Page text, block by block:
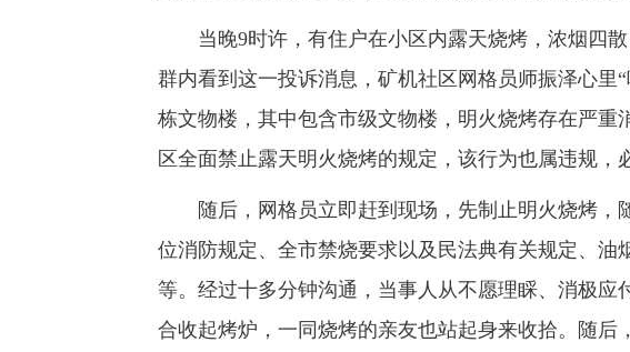
当晚9时许，有住户在小区内露天烧烤，浓烟四散
群内看到这一投诉消息，矿机社区网格员师振泽心里
栋文物楼，其中包含市级文物楼，明火烧烤存在严重
区全面禁止露天明火烧烤的规定，该行为也属违规，
随后，网格员立即赶到现场，先制止明火烧烤，
位消防规定、全市禁烧要求以及民法典有关规定、油
等。经过十多分钟沟通，当事人从不愿理睬、消极应
合收起烤炉，一同烧烤的亲友也站起身来收拾。随后